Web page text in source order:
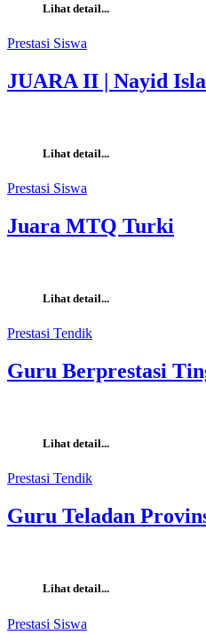
Lihat detail...
Prestasi Siswa
JUARA II | Nayid
Lihat detail...
Prestasi Siswa
Juara MTQ Turki
Lihat detail...
Prestasi Tendik
Guru Berprestasi
Lihat detail...
Prestasi Tendik
Guru Teladan
Lihat detail...
Prestasi Siswa